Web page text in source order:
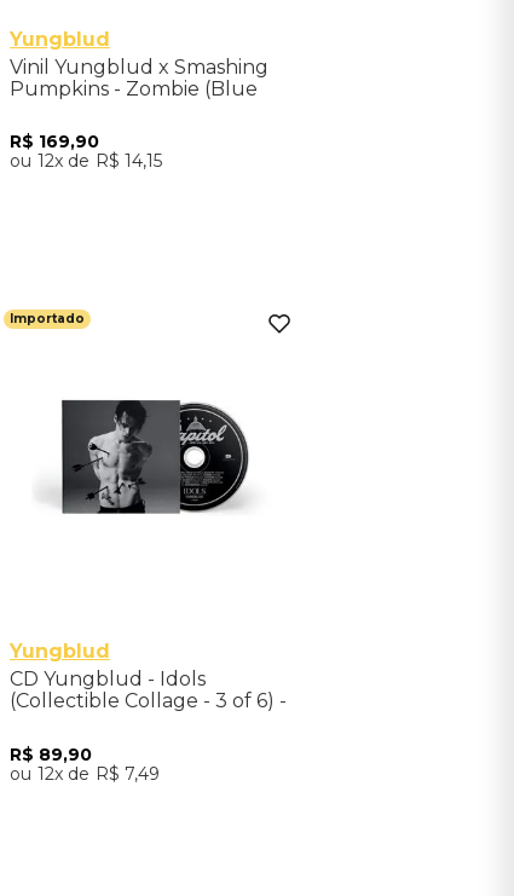
Yungblud
Vinil Yungblud x Smashing
Pumpkins - Zombie (Blue
R$ 169,90
12
R$ 14,15
Importado
Yungblud
CD Yungblud - Idols
(Collectible Collage - 3 of 6) -
R$ 89,90
12
R$ 7,49